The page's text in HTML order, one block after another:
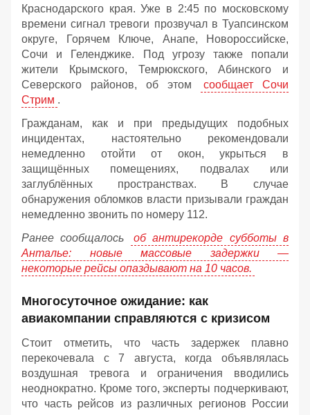
Краснодарского края. Уже в 2:45 по московскому
времени сигнал тревоги прозвучал в Туапсинском
округе, Горячем Ключе, Анапе, Новороссийске,
Сочи и Геленджике. Под угрозу также попали
жители Крымского, Темрюкского, Абинского и
Северского районов, об этом
сообщает Сочи
Стрим .
Гражданам, как и при предыдущих подобных
инцидентах, настоятельно рекомендовали
немедленно отойти от окон, укрыться в
защищённых помещениях, подвалах или
заглублённых пространствах. В случае
обнаружения обломков власти призывали граждан
немедленно звонить по номеру 112.
Ранее сообщалось
об антирекорде субботы в
Анталье: новые массовые задержки —
некоторые рейсы опаздывают на 10 часов.
Многосуточное ожидание: как
авиакомпании справляются с кризисом
Стоит отметить, что часть задержек плавно
перекочевала с 7 августа, когда объявлялась
воздушная тревога и ограничения вводились
неоднократно. Кроме того, эксперты подчеркивают,
что часть рейсов из различных регионов России